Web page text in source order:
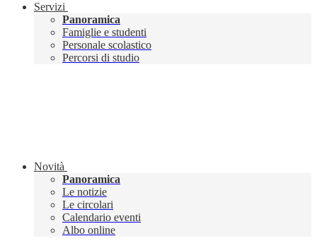
Servizi
Panoramica
Famiglie e studenti
Personale scolastico
Percorsi di studio
Novità
Panoramica
Le notizie
Le circolari
Calendario eventi
Albo online